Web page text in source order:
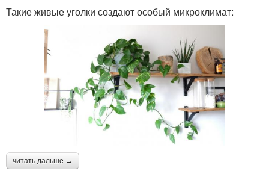
Такие живые уголки создают особый микроклимат:
читать дальше →